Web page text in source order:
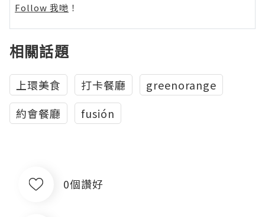
Follow 我哋 ！
相關話題
上環美食 打卡餐廳
greenorange
約會餐廳
fusión
0個讚好